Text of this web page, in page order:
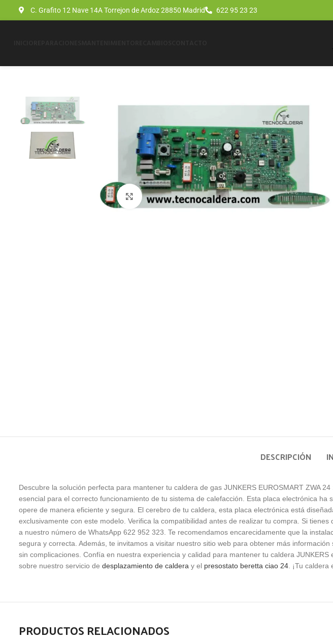
C. Grafito 12 Nave 14A Torrejon de Ardoz 28850 Madrid 622 95 23 23
Click para agrandar
DESCRIPCIÓN
Descubre la solución perfecta para mantener tu caldera de gas JUNKERS EUROSMART ZWA
esencial para el correcto funcionamiento de tu sistema de calefacción. Esta placa electrónica
opere de manera eficiente y segura. El cerebro de tu caldera, esta placa electrónica está
exclusivamente con este modelo. Verifica la compatibilidad antes de realizar tu compra. Si
a nuestro número de WhatsApp 622 952 323. Te recomendamos encarecidamente que la
segura y correcta. Además, te invitamos a visitar nuestro sitio web para obtener más
sin complicaciones. Confía en nuestra experiencia y calidad para mantener tu caldera
sobre nuestro servicio de desplazamiento de caldera y el presostato beretta ciao 24 . ¡Tu
PRODUCTOS RELACIONADOS